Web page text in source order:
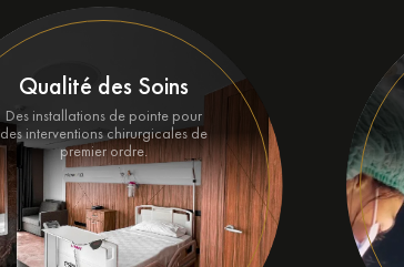
Qualité des Soins
Des installations de pointe pour
des interventions chirurgicales de
premier ordre.